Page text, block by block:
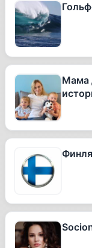
Мама